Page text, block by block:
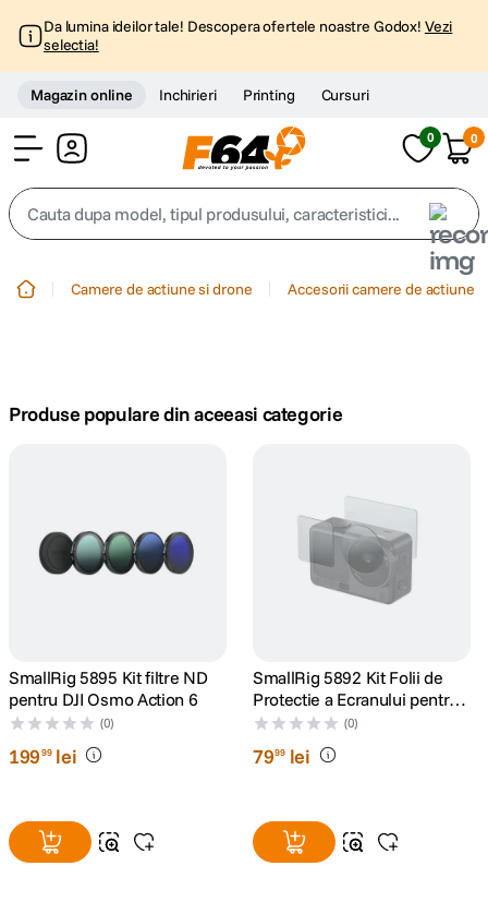
Da lumina ideilor tale! Descopera ofertele noastre Godox! Vezi
selectia!
Magazin online Inchirieri Printing Cursuri
0 0
Cauta dupa model, tipul produsului, caracteristici...
trepied telefon
5. canon sx740 hs
8 dji mic mini
9. dji osmo
Camere de actiune si drone Accesorii camere de actiune
Produse populare din aceeasi categorie
SmallRig 5895 Kit filtre ND
pentru DJI Osmo Action 6
(0)
19999 lei
SmallRig 5892 Kit Folii de
Protectie a Ecranului pentru
DJI Osmo Action 6
(0)
7999 lei